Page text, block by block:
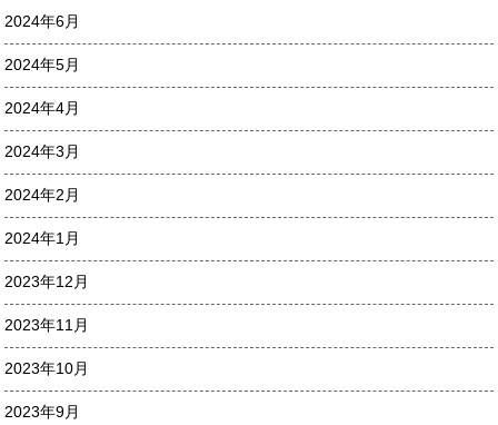
2024年6月
2024年5月
2024年4月
2024年3月
2024年2月
2024年1月
2023年12月
2023年11月
2023年10月
2023年9月